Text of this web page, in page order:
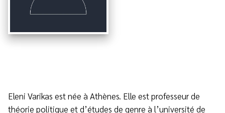
Eleni Varikas est née à Athènes. Elle est professeur de
théorie politique et d’études de genre à l’université de